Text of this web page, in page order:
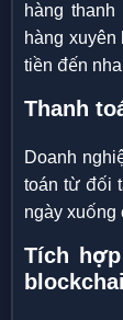
hàng
hàng
tiền đến
Thanh
Doanh
toán từ đối
ngày xuống
Tích